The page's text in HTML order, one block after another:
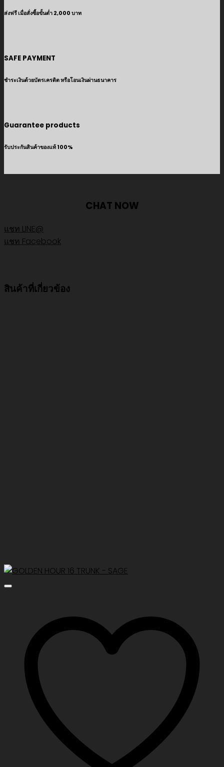
ส่งฟรี เมื่อสั่งซื้อขั้นต่ำ 2,000 บาท
SAFE PAYMENT
ชำระเงินด้วยบัตรเครดิต หรือโอนเงินผ่านธนาคาร
Guarantee products
รับประกันสินค้าของแท้ 100%
CHAT NOW
แชท LINE@
แชท Facebook
สินค้าที่เกี่ยวข้อง